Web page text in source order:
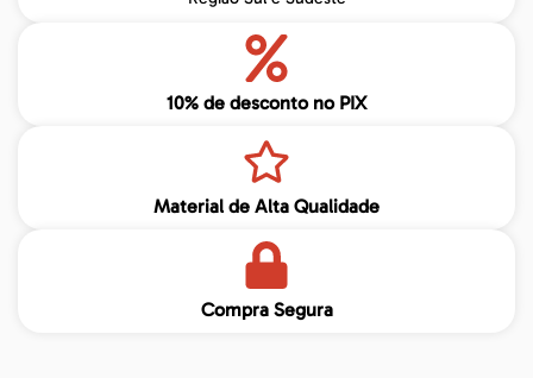
10% de desconto no PIX
Material de Alta Qualidade
Compra Segura